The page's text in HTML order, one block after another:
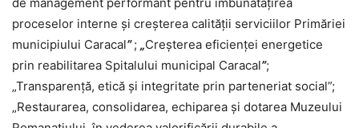
proceselor interne și creșterea calității serviciilor Primăriei
municipiului Caracal”; „Creșterea eficienței energetice
prin reabilitarea Spitalului municipal Caracal”;
„Transparență, etică și integritate prin parteneriat social”;
„Restaurarea, consolidarea, echiparea și dotarea Muzeului